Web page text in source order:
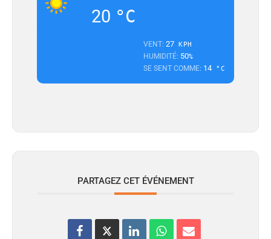
20 °C
VENT: 27KPH
HUMIDITÉ: 50%
SE SENT COMME: 14°C
PARTAGEZ CET ÉVÉNEMENT